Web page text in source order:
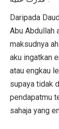
Daripada
Abu Abdullah
maksudnya
aku ingatkan
atau engkau
supaya tidak
pendapatmu
sahaja yang